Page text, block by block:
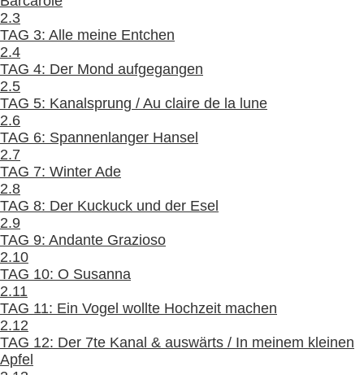
2.3
TAG 3: Alle meine Entchen
2.4
TAG 4: Der Mond aufgegangen
2.5
TAG 5: Kanalsprung / Au claire de la lune
2.6
TAG 6: Spannenlanger Hansel
2.7
TAG 7: Winter Ade
2.8
TAG 8: Der Kuckuck und der Esel
2.9
TAG 9: Andante Grazioso
2.10
TAG 10: O Susanna
2.11
TAG 11: Ein Vogel wollte Hochzeit machen
2.12
TAG 12: Der 7te Kanal & auswärts / In meinem kleinen
Apfel